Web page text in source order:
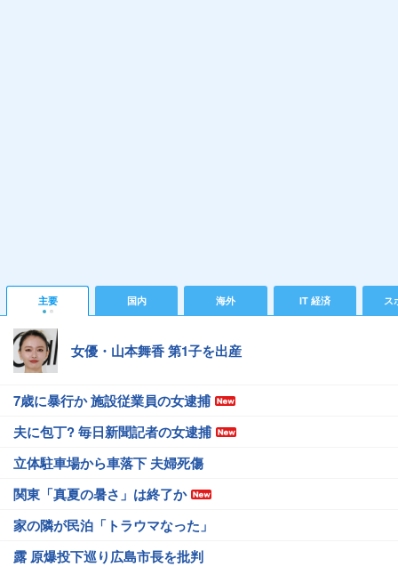
主要 国内 海外 IT 経済 ス
女優・山本舞香 第1子を出産
7歳に暴行か 施設従業員の女逮捕
夫に包丁? 毎日新聞記者の女逮捕
立体駐車場から車落下 夫婦死傷
関東「真夏の暑さ」は終了か
家の隣が民泊「トラウマなった」
露 原爆投下巡り広島市長を批判